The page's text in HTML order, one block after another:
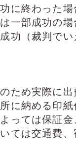
に終わった
一部成功の
功（裁判で
ため実際に
に納める印
っては保証
ては交通費